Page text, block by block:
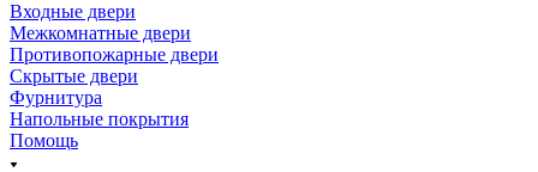
Входные двери
Межкомнатные двери
Противопожарные двери
Скрытые двери
Фурнитура
Напольные покрытия
Помощь